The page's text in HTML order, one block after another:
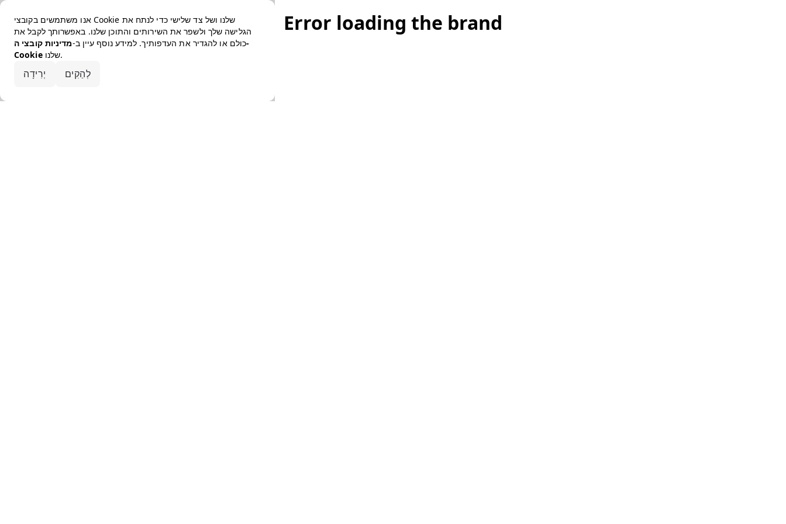
אנו משתמשים בקובצי Cookie שלנו ושל צד שלישי כדי לנתח את
הגלישה שלך ולשפר את השירותים והתוכן שלנו. באפשרותך לקבל את
כולם או להגדיר את העדפותיך. למידע נוסף עיין ב-מדיניות קובצי ה-
Cookie
שלנו.
יְרִידָה לְהַקִים
Error loading the brand